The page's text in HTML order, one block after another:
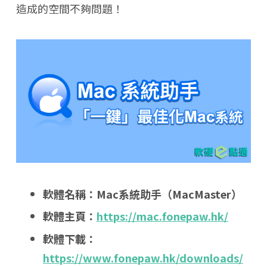
造成的空間不夠問題！
軟體名稱：Mac系統助手（MacMaster）
軟體主頁： https://mac.fonepaw.hk/
軟體下載：
https://www.fonepaw.hk/downloads/